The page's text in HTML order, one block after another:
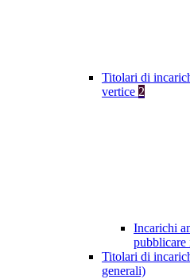
Titolari di
vertice 2
Incarichi
pubblicare
Titolari di
generali)